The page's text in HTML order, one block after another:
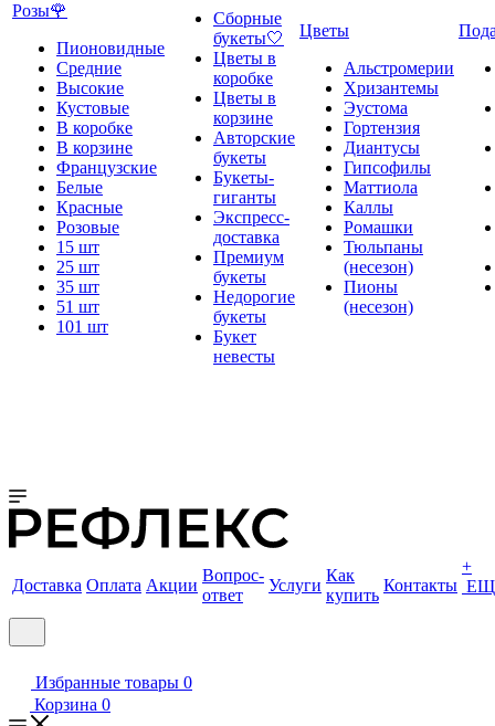
Розы🌹
Пионовидные
Средние
Высокие
Кустовые
В коробке
В корзине
Французские
Белые
Красные
Розовые
15 шт
25 шт
35 шт
51 шт
101 шт
Сборные
букеты🤍
Цветы в
коробке
Цветы в
корзине
Авторские
букеты
Букеты-
гиганты
Экспресс-
доставка
Премиум
букеты
Недорогие
букеты
Букет
невесты
Цветы
Альстромерии
Хризантемы
Эустома
Гортензия
Диантусы
Гипсофилы
Маттиола
Каллы
Ромашки
Тюльпаны
(несезон)
Пионы
(несезон)
Доставка Оплата Акции
Вопрос-
ответ
Услуги
Как
купить
Контакты
+
Избранные товары 0
Корзина 0